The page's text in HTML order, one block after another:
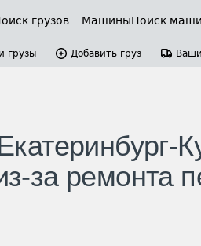
грузов МашиныПоиск
грузы Добавить груз
за ремонта